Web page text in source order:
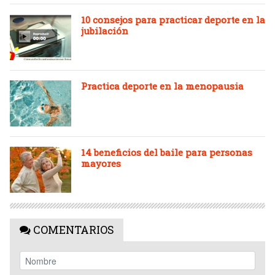
10 consejos para practicar deporte en la
jubilación
Practica deporte en la menopausia
14 beneficios del baile para personas
mayores
COMENTARIOS